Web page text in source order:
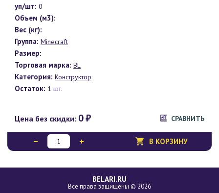
уп/шт: 0
Объем (м3):
Вес (кг):
Группа: Minecraft
Размер:
Торговая марка: BL
Категория: Конструктор
Остаток: 1 шт.
Цена без скидки: 0₽ СРАВНИТЬ
В КОРЗИНУ
BELARI.RU
Все права защищены © 2026